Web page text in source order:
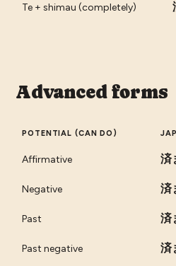
Te + shimau (completely)
Advanced forms
POTENTIAL (CAN DO)
Affirmative 済
Negative 済
Past 済
Past negative 済